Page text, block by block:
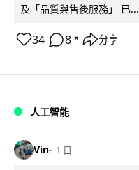
及「品質與售後服務」 已...
34 8 ↗ 分享
人工智能
Vin 1 日